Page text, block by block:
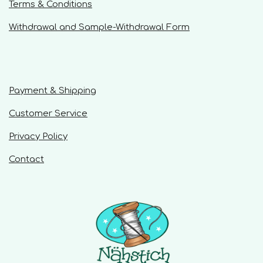
0
r
s s s s
n
Terms & Conditions
Withdrawal and Sample-Withdrawal Form
Payment & Shipping
Customer Service
Privacy Policy
Contact